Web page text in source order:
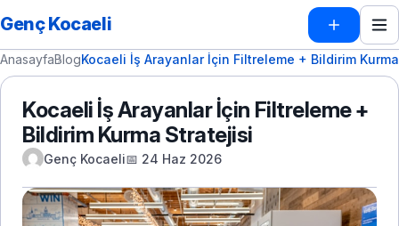
Genç Kocaeli
AnasayfaBlogKocaeli İş Arayanlar İçin Filtreleme + Bildirim
Kocaeli İş Arayanlar İçin Filtreleme +
Bildirim Kurma Stratejisi
Genç Kocaeli📅 24 Haz 2026